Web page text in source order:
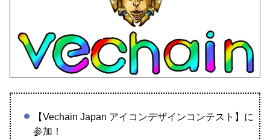
【Vechain Japan アイコンデザインコンテスト】に
参加！